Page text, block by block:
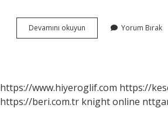
Devamını okuyun
3
Yorum Bırak
https://www.hiyeroglif.com https://
https://beri.com.tr knight online